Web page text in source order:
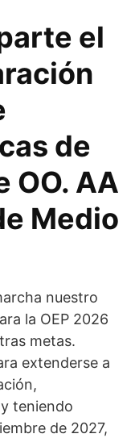
el
de
OO. AA
Medio
nuestro
la OEP 2026
metas.
extenderse a
teniendo
de 2027,